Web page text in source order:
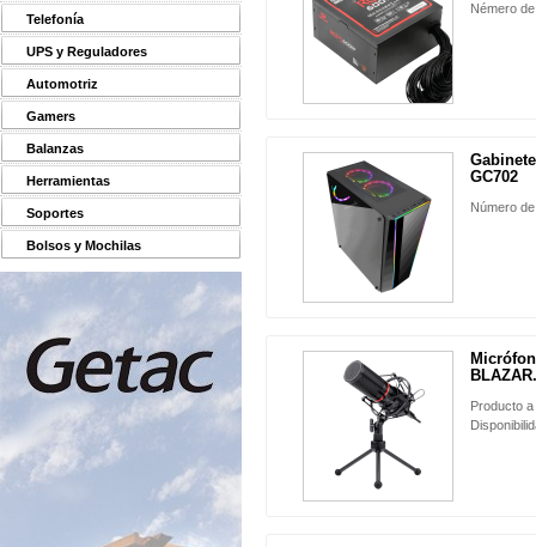
Telefonía
UPS y Reguladores
Automotriz
Gamers
Balanzas
Herramientas
Soportes
Bolsos y Mochilas
Némero
GC702
Número
Producto